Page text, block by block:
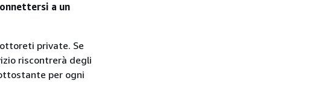
a un
private. Se
riscontrerà degli
per ogni